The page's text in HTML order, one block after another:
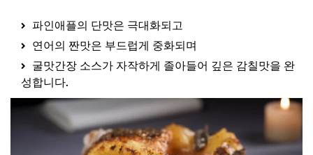
파인애플의 단맛은 극대화되고
연어의 짠맛은 부드럽게 중화되며
굴맛간장 소스가 자작하게 졸아들어 깊은 감칠맛을 완
성합니다.